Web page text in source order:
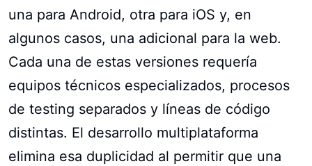
una para Android, otra para iOS y, en
algunos casos, una adicional para la web.
Cada una de estas versiones requería
equipos técnicos especializados, procesos
de testing separados y líneas de código
distintas. El desarrollo multiplataforma
elimina esa duplicidad al permitir que una